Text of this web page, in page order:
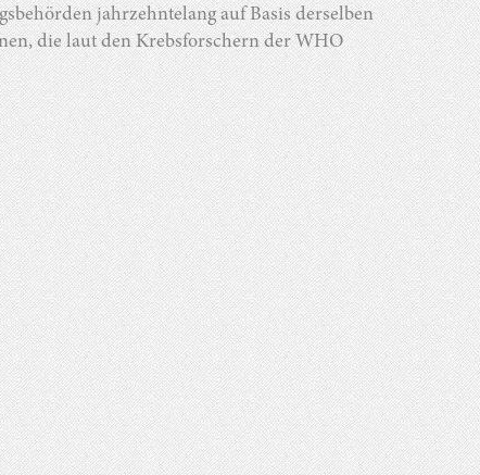
jahrzehntelang auf Basis derselben
die laut den Krebsforschern der WHO